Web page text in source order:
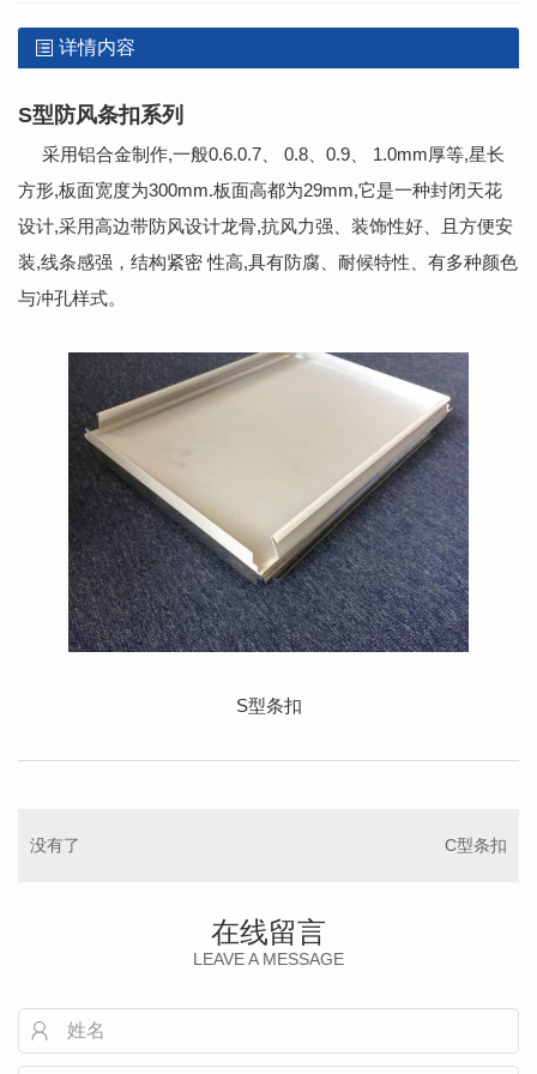
详情内容
S型防风条扣系列
采用铝合金制作,一般0.6.0.7、 0.8、0.9、 1.0mm厚等,星长
方形,板面宽度为300mm.板面高都为29mm,它是一种封闭天花
设计,采用高边带防风设计龙骨,抗风力强、装饰性好、且方便安
装,线条感强，结构紧密 性高,具有防腐、耐候特性、有多种颜色
与冲孔样式。
S型条扣
没有了 C型条扣
在线留言
LEAVE A MESSAGE